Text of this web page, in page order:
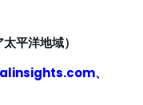
平洋地域）
、